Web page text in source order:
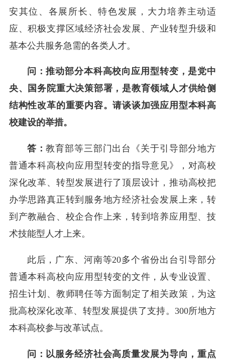
安其位、各展所长、特色发展，大力培养主动适
应、积极支撑区域经济社会发展、产业转型升级和
基本公共服务急需的各类人才。
问：推动部分本科高校向应用型转变，是党中
央、国务院重大决策部署，是教育领域人才供给侧
结构性改革的重要内容。请谈谈加强应用型本科高
校建设的举措。
答：教育部等三部门出台《关于引导部分地方
普通本科高校向应用型转变的指导意见》，对高校
深化改革、转型发展进行了顶层设计，推动高校把
办学思路真正转到服务地方经济社会发展上来，转
到产教融合、校企合作上来，转到培养应用型、技
术技能型人才上来。
此后，广东、河南等20多个省份出台引导部分
普通本科高校向应用型转变的文件，从专业设置、
招生计划、教师聘任等方面制定了相关政策，为这
批高校深化改革、转型发展提供了支持。300所地方
本科高校参与改革试点。
问：以服务经济社会高质量发展为导向，重点